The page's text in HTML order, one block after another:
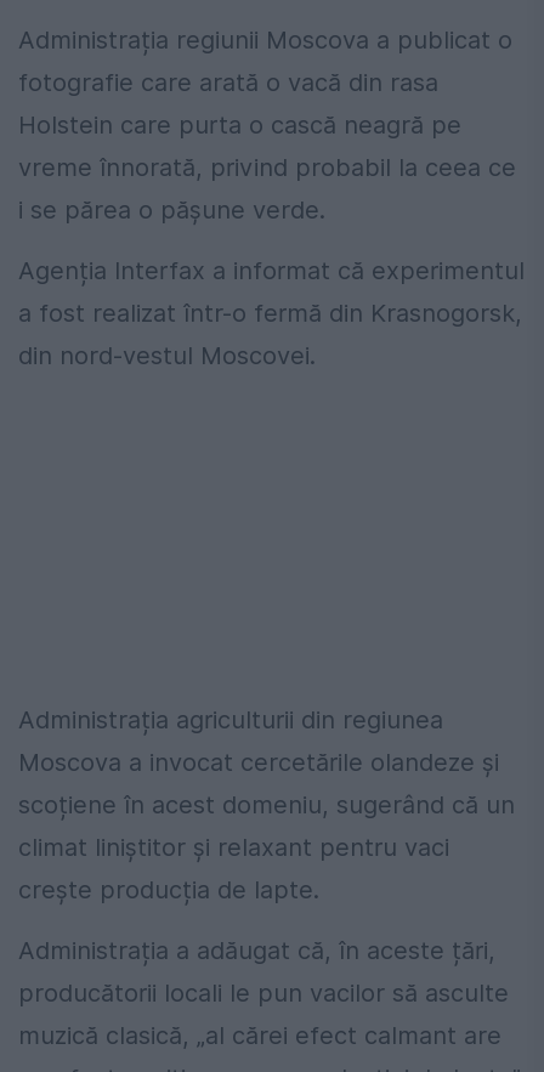
Administrația regiunii Moscova a publicat o
fotografie care arată o vacă din rasa
Holstein care purta o cască neagră pe
vreme înnorată, privind probabil la ceea ce
i se părea o pășune verde.
Agenția Interfax a informat că experimentul
a fost realizat într-o fermă din Krasnogorsk,
din nord-vestul Moscovei.
Administrația agriculturii din regiunea
Moscova a invocat cercetările olandeze și
scoțiene în acest domeniu, sugerând că un
climat liniștitor și relaxant pentru vaci
crește producția de lapte.
Administrația a adăugat că, în aceste țări,
producătorii locali le pun vacilor să asculte
muzică clasică, „al cărei efect calmant are